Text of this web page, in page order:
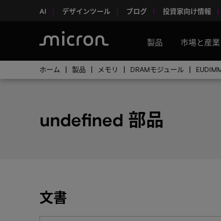
AI デザインツール ブログ 投資家向け情報
製品 市場と産業
ホーム 製品 メモリ DRAMモジュール
undefined 部品
文書